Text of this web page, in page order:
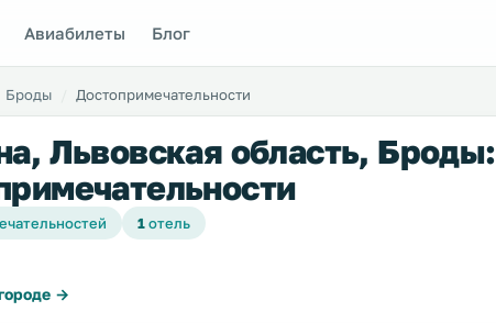
Авиабилеты Блог
Броды Достопримечательности
Львовская область, Броды:
1отель
→